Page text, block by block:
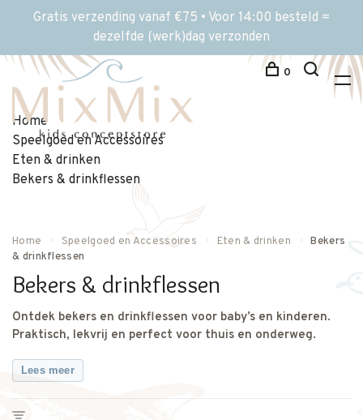
Gratis verzending vanaf €75 • Voor 14:00 besteld =
dezelfde (werk)dag verzonden
0
Home
Speelgoed en Accessoires
Eten & drinken
Bekers & drinkflessen
Home Speelgoed en Accessoires Eten & drinken
Bekers
& drinkflessen
Bekers & drinkflessen
Ontdek bekers en drinkflessen voor baby’s en kinderen.
Praktisch, lekvrij en perfect voor thuis en onderweg.
Lees meer